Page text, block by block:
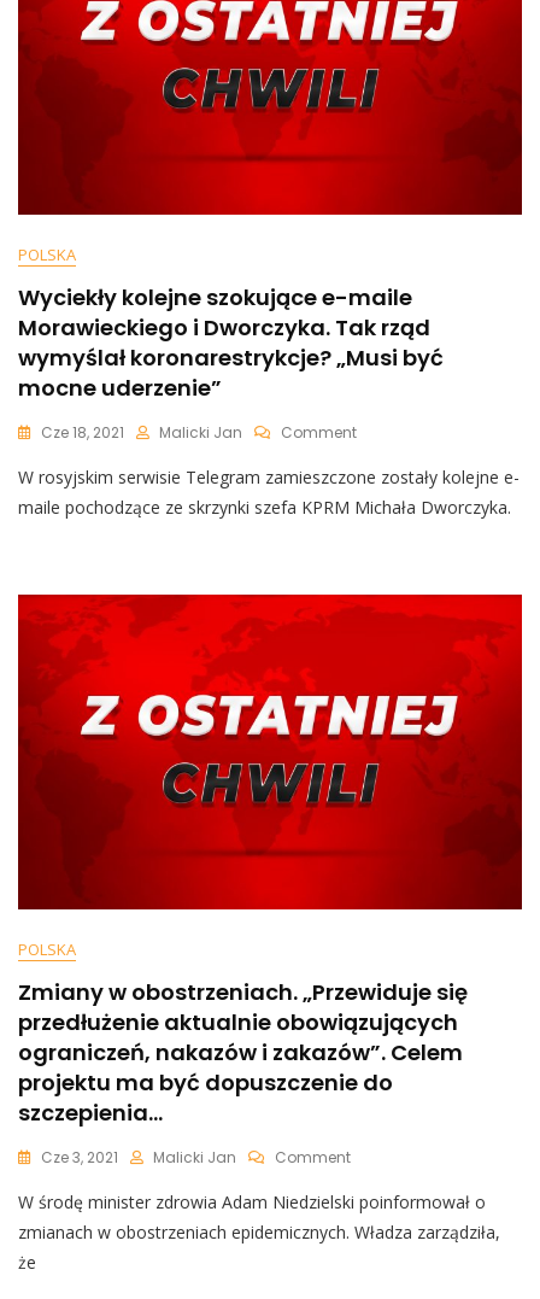
Jest
Nagranie:
„Nie
Pozwolimy
Wam
POLSKA
Wyciekły kolejne szokujące e-maile
Morawieckiego i Dworczyka. Tak rząd
wymyślał koronarestrykcje? „Musi być
mocne uderzenie”
Cze 18, 2021 Malicki Jan CommentOn
Kolejne
Szokujące
I
Dworczyka.
Koronarestrykcje?
„Musi
Być
Mocne
Uderzenie”
W rosyjskim serwisie Telegram zamieszczone zostały kolejne e-
maile pochodzące ze skrzynki szefa KPRM Michała Dworczyka.
POLSKA
Zmiany w obostrzeniach. „Przewiduje się
przedłużenie aktualnie obowiązujących
ograniczeń, nakazów i zakazów”. Celem
projektu ma być dopuszczenie do
szczepienia…
Cze 3, 2021 Malicki Jan CommentOn
W
Obostrzeniach.
W środę minister zdrowia Adam Niedzielski poinformował o
zmianach w obostrzeniach epidemicznych. Władza zarządziła,
że